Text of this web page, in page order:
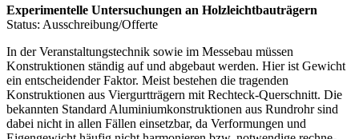
Experimentelle Untersuchungen an Holzleichtbauträgern
Status: Ausschreibung/Offerte
In der Veranstaltungstechnik sowie im Messebau müssen
Konstruktionen ständig auf und abgebaut werden. Hier ist Gewicht
ein entscheidender Faktor. Meist bestehen die tragenden
Konstruktionen aus Viergurtträgern mit Rechteck-Querschnitt. Die
bekannten Standard Aluminiumkonstruktionen aus Rundrohr sind
dabei nicht in allen Fällen einsetzbar, da Verformungen und